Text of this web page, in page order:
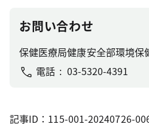
お問い合わせ
保健医療局健康安全部環境保
電話
03-5320-4391
記事ID：115-001-20240726-